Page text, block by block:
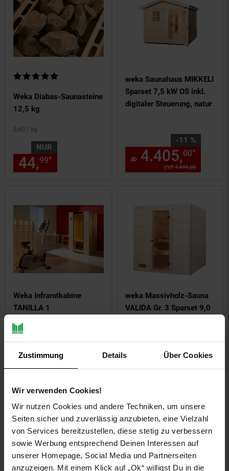
Zustimmung Details Über Cookies
Wir verwenden Cookies!
Wir nutzen Cookies und andere Techniken, um unsere
Seiten sicher und zuverlässig anzubieten, eine Vielzahl
von Services bereitzustellen, diese stetig zu verbessern
sowie Werbung entsprechend Deinen Interessen auf
unserer Homepage, Social Media und Partnerseiten
anzuzeigen. Mit einem Klick auf „Ok“ willigst Du in die
Weka Diabas-Saunasteine
12,5 kg
Kundenbewertung: 5 von 5 Sternen
3,60 / kg
NUR
44,99* € Sternchen
weka Saunahaus MIKKELI
Sparset 7,5 kW OS inkl.
digitaler Steuerung, natur
-11 %
Sie Sparen 11 Prozent,
UVP4.999,00
ab 4.405,00*
Weka Infrarotkabine
TANILLA 1
2.181,00*ab 2181,00€
weka Massivholz-Sauna
VALIDA Gr. 3 Sparset 9,0
-15 %
Sie Sparen 15 Prozent,
ab 2.144, ab